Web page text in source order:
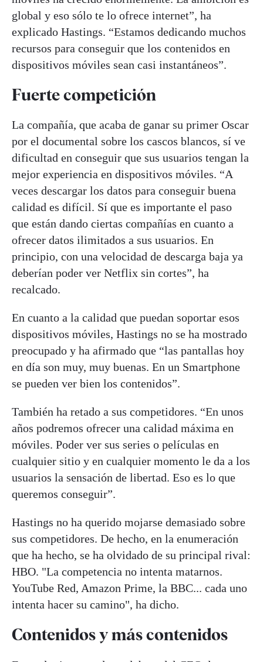
global y eso sólo te lo ofrece internet”, ha
explicado Hastings. “Estamos dedicando muchos
recursos para conseguir que los contenidos en
dispositivos móviles sean casi instantáneos”.
Fuerte competición
La compañía, que acaba de ganar su primer Oscar
por el documental sobre los cascos blancos, sí ve
dificultad en conseguir que sus usuarios tengan la
mejor experiencia en dispositivos móviles. “A
veces descargar los datos para conseguir buena
calidad es difícil. Sí que es importante el paso
que están dando ciertas compañías en cuanto a
ofrecer datos ilimitados a sus usuarios. En
principio, con una velocidad de descarga baja ya
deberían poder ver Netflix sin cortes”, ha
recalcado.
En cuanto a la calidad que puedan soportar esos
dispositivos móviles, Hastings no se ha mostrado
preocupado y ha afirmado que “las pantallas hoy
en día son muy, muy buenas. En un Smartphone
se pueden ver bien los contenidos”.
También ha retado a sus competidores. “En unos
años podremos ofrecer una calidad máxima en
móviles. Poder ver sus series o películas en
cualquier sitio y en cualquier momento le da a los
usuarios la sensación de libertad. Eso es lo que
queremos conseguir”.
Hastings no ha querido mojarse demasiado sobre
sus competidores. De hecho, en la enumeración
que ha hecho, se ha olvidado de su principal rival:
HBO. "La competencia no intenta matarnos.
YouTube Red, Amazon Prime, la BBC... cada uno
intenta hacer su camino", ha dicho.
Contenidos y más contenidos